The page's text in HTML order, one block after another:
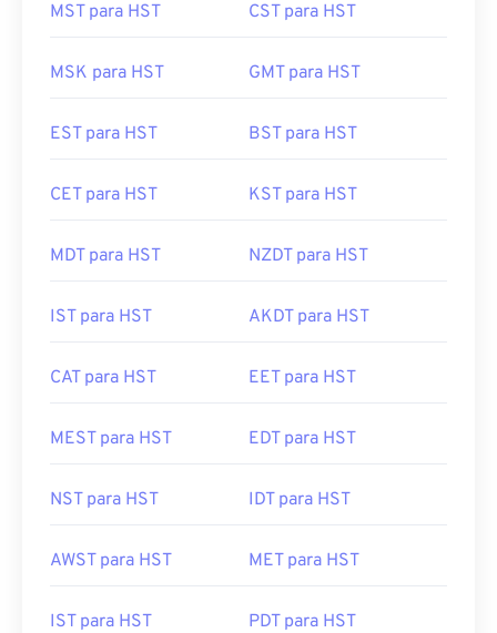
MST para HST CST para HST
MSK para HST GMT para HST
EST para HST BST para HST
CET para HST KST para HST
MDT para HST NZDT para HST
IST para HST AKDT para HST
CAT para HST EET para HST
MEST para HST EDT para HST
NST para HST IDT para HST
AWST para HST MET para HST
IST para HST PDT para HST